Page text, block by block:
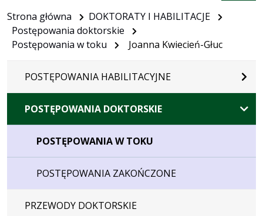
Strona główna
DOKTORATY I HABILITACJE
Postępowania doktorskie
Postępowania w toku
Joanna Kwiecień-Głuc
POSTĘPOWANIA HABILITACYJNE
POSTĘPOWANIA DOKTORSKIE
POSTĘPOWANIA W TOKU
POSTĘPOWANIA ZAKOŃCZONE
PRZEWODY DOKTORSKIE